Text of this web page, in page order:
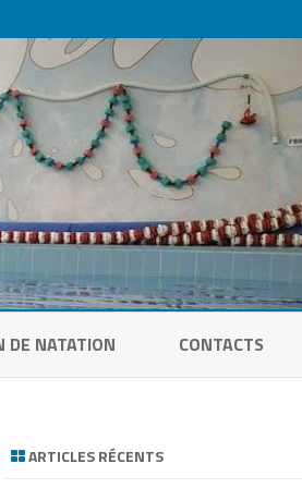
DE NATATION CONTACTS
ARTICLES RÉCENTS